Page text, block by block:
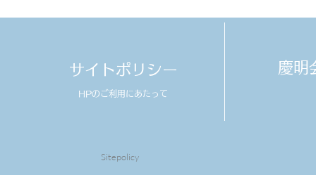
サイトポリシー
HPのご利用にあたって
慶明
Sitepolicy